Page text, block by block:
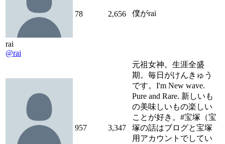
rai
@rai
78 2,656 僕がrai
957 3,347
元祖女神。生涯全盛
期。毎日がけんきゅう
です。I'm New wave.
Pure and Rare. 新しいも
の美味しいもの楽しい
ことが好き。#宝塚（宝
塚の話はブログと宝塚
用アカウントでしてい